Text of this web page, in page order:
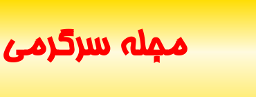
مجله سرگرمی